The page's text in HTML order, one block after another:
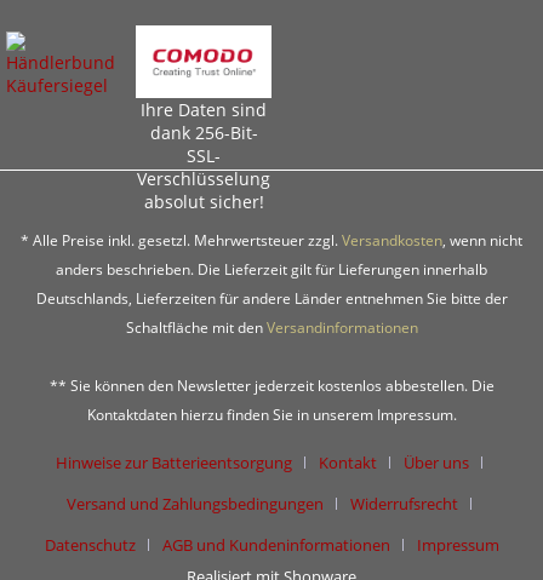
Ihre Daten sind
dank 256-Bit-
SSL-
Verschlüsselung
absolut sicher!
* Alle Preise inkl. gesetzl. Mehrwertsteuer zzgl.Versandkosten, wenn nicht
anders beschrieben. Die Lieferzeit gilt für Lieferungen innerhalb
Deutschlands, Lieferzeiten für andere Länder entnehmen Sie bitte der
Schaltfläche mit denVersandinformationen
** Sie können den Newsletter jederzeit kostenlos abbestellen. Die
Kontaktdaten hierzu finden Sie in unserem Impressum.
Hinweise zur Batterieentsorgung Kontakt
Über uns
Versand und Zahlungsbedingungen
Widerrufsrecht
Datenschutz
AGB und Kundeninformationen
Impressum